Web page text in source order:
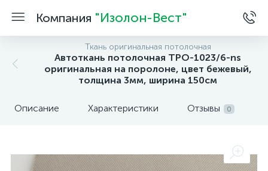
Компания "Изолон-Вест"
Ткань оригинальная потолочная
Автоткань потолочная TPO-1023/6-ns
оригинальная на поролоне, цвет бежевый,
толщина 3мм, ширина 150см
Описание Характеристики Отзывы 0